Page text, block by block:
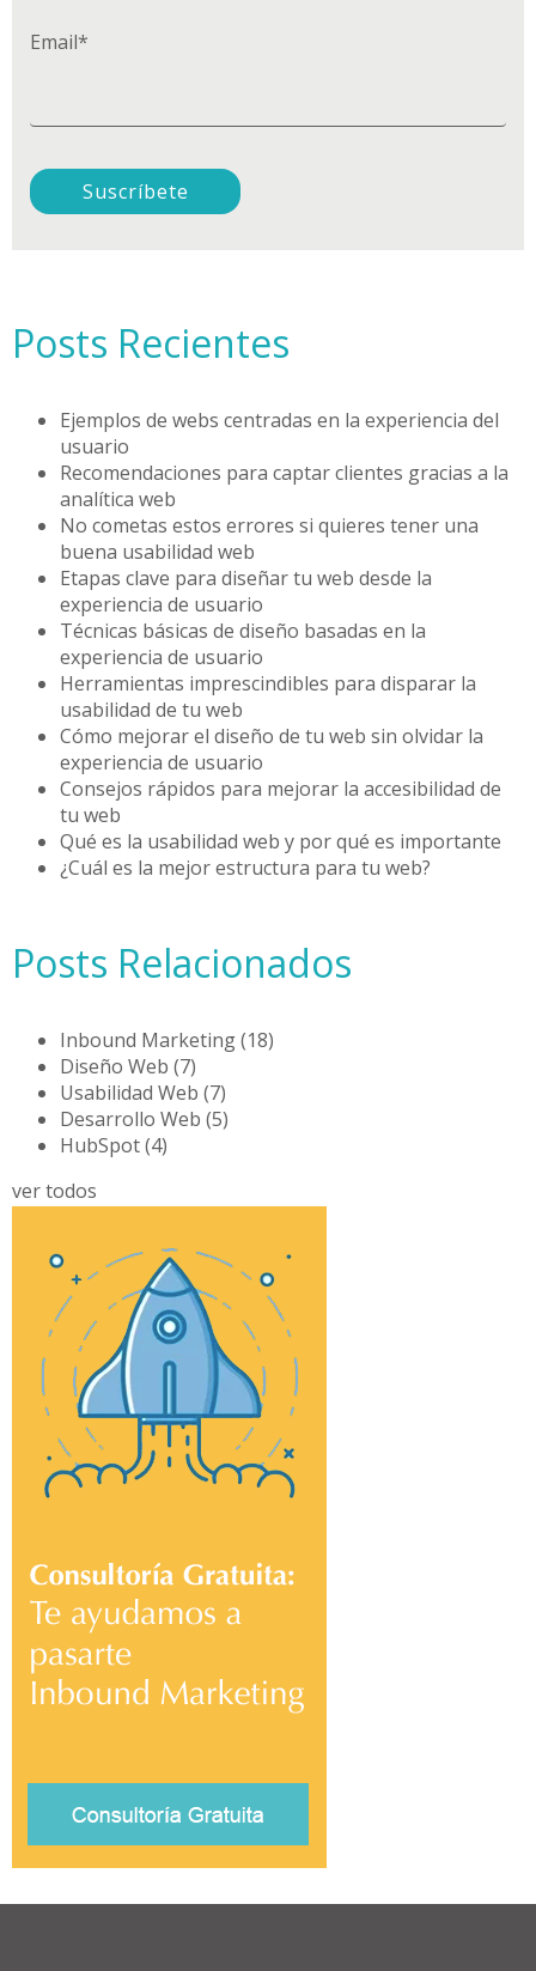
Email*
Posts Recientes
Ejemplos de webs centradas en la experiencia del
usuario
Recomendaciones para captar clientes gracias a la
analítica web
No cometas estos errores si quieres tener una
buena usabilidad web
Etapas clave para diseñar tu web desde la
experiencia de usuario
Técnicas básicas de diseño basadas en la
experiencia de usuario
Herramientas imprescindibles para disparar la
usabilidad de tu web
Cómo mejorar el diseño de tu web sin olvidar la
experiencia de usuario
Consejos rápidos para mejorar la accesibilidad de
tu web
Qué es la usabilidad web y por qué es importante
¿Cuál es la mejor estructura para tu web?
Posts Relacionados
Inbound Marketing(18)
Diseño Web (7)
Usabilidad Web (7)
Desarrollo Web (5)
HubSpot(4)
ver todos